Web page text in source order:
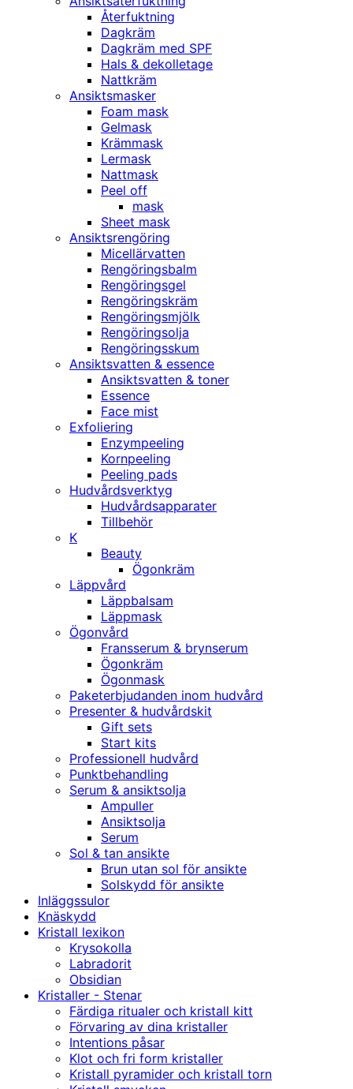
Återfuktning
Dagkräm
Dagkräm med SPF
Hals & dekolletage
Nattkräm
Ansiktsmasker
Foam mask
Gelmask
Krämmask
Lermask
Nattmask
Peel off
mask
Sheet mask
Ansiktsrengöring
Micellärvatten
Rengöringsbalm
Rengöringsgel
Rengöringskräm
Rengöringsmjölk
Rengöringsolja
Rengöringsskum
Ansiktsvatten & essence
Ansiktsvatten & toner
Essence
Face mist
Exfoliering
Enzympeeling
Kornpeeling
Peeling pads
Hudvårdsverktyg
Hudvårdsapparater
Tillbehör
K
Beauty
Ögonkräm
Läppvård
Läppbalsam
Läppmask
Ögonvård
Fransserum & brynserum
Ögonkräm
Ögonmask
Paketerbjudanden inom hudvård
Presenter & hudvårdskit
Gift sets
Start kits
Professionell hudvård
Punktbehandling
Serum & ansiktsolja
Ampuller
Ansiktsolja
Serum
Sol & tan ansikte
Brun utan sol för ansikte
Solskydd för ansikte
Inläggssulor
Knäskydd
Kristall lexikon
Krysokolla
Labradorit
Obsidian
Kristaller - Stenar
Färdiga ritualer och kristall kitt
Förvaring av dina kristaller
Intentions påsar
Klot och fri form kristaller
Kristall pyramider och kristall torn